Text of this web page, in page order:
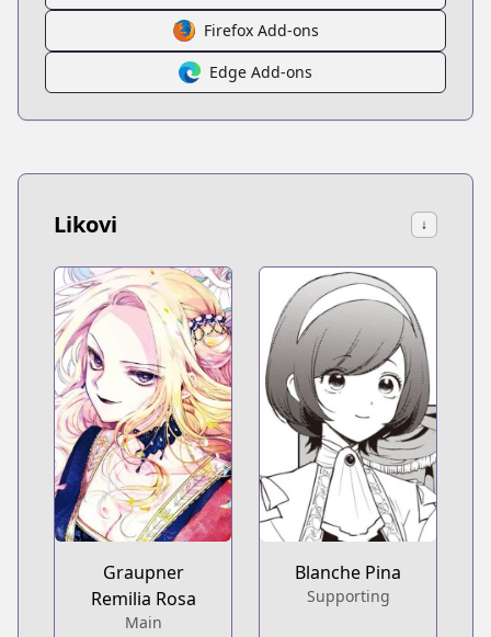
Firefox Add-ons
Edge Add-ons
Likovi ↓
Graupner
Remilia Rosa
Main
Blanche Pina
Supporting